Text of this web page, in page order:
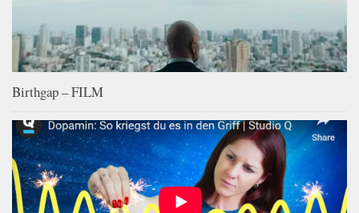
Birthgap – FILM